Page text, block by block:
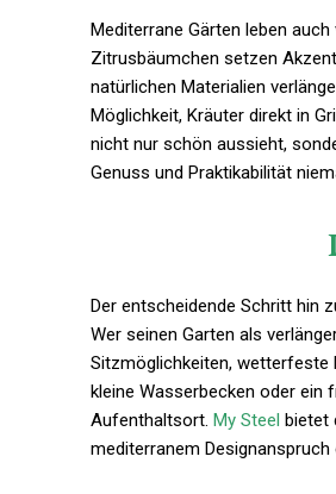
Mediterrane Gärten leben
Zitrusbäumchen setzen
natürlichen Materialien
Möglichkeit, Kräuter direkt in
nicht nur schön aussieht,
Genuss und Praktikabilität
Der entscheidende Schritt hin
Wer seinen Garten als
Sitzmöglichkeiten, wetterfeste
kleine Wasserbecken oder ein
Aufenthaltsort. My Steel bietet
mediterranem